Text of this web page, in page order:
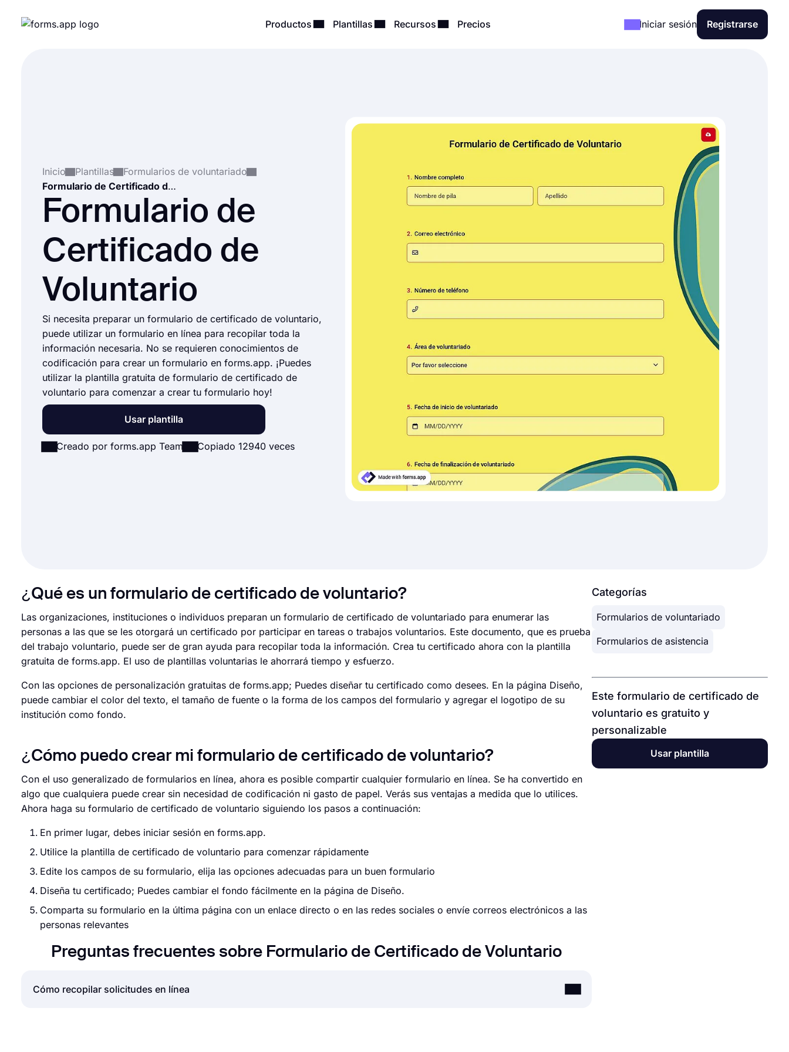
Productos Plantillas Recursos Precios Iniciar sesión Registrarse
Inicio Plantillas
Formularios de voluntariado
Formulario de Certificado de Voluntario
Formulario de
Certificado de
Voluntario
Si necesita preparar un formulario de certificado de voluntario,
puede utilizar un formulario en línea para recopilar toda la
información necesaria. No se requieren conocimientos de
codificación para crear un formulario en forms.app. ¡Puedes
utilizar la plantilla gratuita de formulario de certificado de
voluntario para comenzar a crear tu formulario hoy!
Usar plantilla
Creado por forms.app Team Copiado 12940 veces
¿Qué es un formulario de certificado de voluntario?
Las organizaciones, instituciones o individuos preparan un formulario de certificado de voluntariado para enumerar las
personas a las que se les otorgará un certificado por participar en tareas o trabajos voluntarios. Este documento, que es prueba
del trabajo voluntario, puede ser de gran ayuda para recopilar toda la información. Crea tu certificado ahora con la plantilla
gratuita de forms.app. El uso de plantillas voluntarias le ahorrará tiempo y esfuerzo.
Con las opciones de personalización gratuitas de forms.app; Puedes diseñar tu certificado como desees. En la página Diseño,
puede cambiar el color del texto, el tamaño de fuente o la forma de los campos del formulario y agregar el logotipo de su
institución como fondo.
¿Cómo puedo crear mi formulario de certificado de voluntario?
Con el uso generalizado de formularios en línea, ahora es posible compartir cualquier formulario en línea. Se ha convertido en
algo que cualquiera puede crear sin necesidad de codificación ni gasto de papel. Verás sus ventajas a medida que lo utilices.
Ahora haga su formulario de certificado de voluntario siguiendo los pasos a continuación:
En primer lugar, debes iniciar sesión en forms.app.
Utilice la plantilla de certificado de voluntario para comenzar rápidamente
Edite los campos de su formulario, elija las opciones adecuadas para un buen formulario
Diseña tu certificado; Puedes cambiar el fondo fácilmente en la página de Diseño.
Comparta su formulario en la última página con un enlace directo o en las redes sociales o envíe correos electrónicos a las
personas relevantes
Preguntas frecuentes sobre Formulario de Certificado de Voluntario
Cómo recopilar solicitudes en línea
Categorías
Formularios de voluntariado
Formularios de asistencia
Este formulario de certificado de
voluntario es gratuito y
personalizable
Usar plantilla